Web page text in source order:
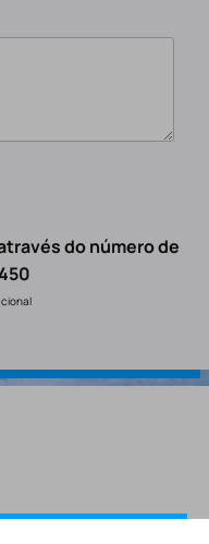
do número de